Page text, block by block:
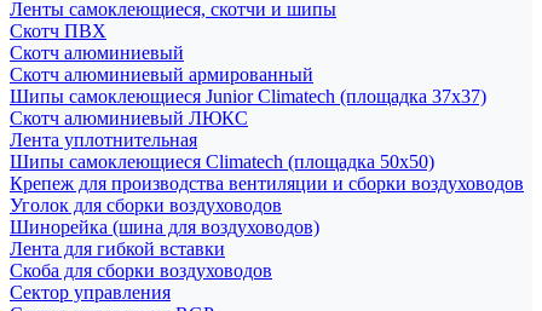
Ленты самоклеющиеся, скотчи и шипы
Скотч ПВХ
Скотч алюминиевый
Скотч алюминиевый армированный
Шипы самоклеющиеся Junior Climatech (площадка 37х37)
Скотч алюминиевый ЛЮКС
Лента уплотнительная
Шипы самоклеющиеся Climatech (площадка 50х50)
Крепеж для производства вентиляции и сборки воздуховодов
Уголок для сборки воздуховодов
Шинорейка (шина для воздуховодов)
Лента для гибкой вставки
Скоба для сборки воздуховодов
Сектор управления